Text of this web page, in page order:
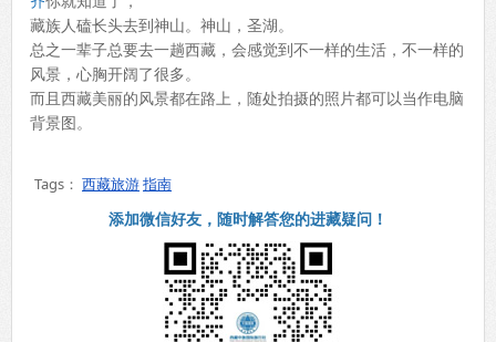
藏族人磕长头去到神山。神山，圣湖。
总之一辈子总要去一趟西藏，会感觉到不一样的生活，不一样的
风景，心胸开阔了很多。
而且西藏美丽的风景都在路上，随处拍摄的照片都可以当作电脑
背景图。
Tags： 西藏旅游指南
添加微信好友，随时解答您的进藏疑问！